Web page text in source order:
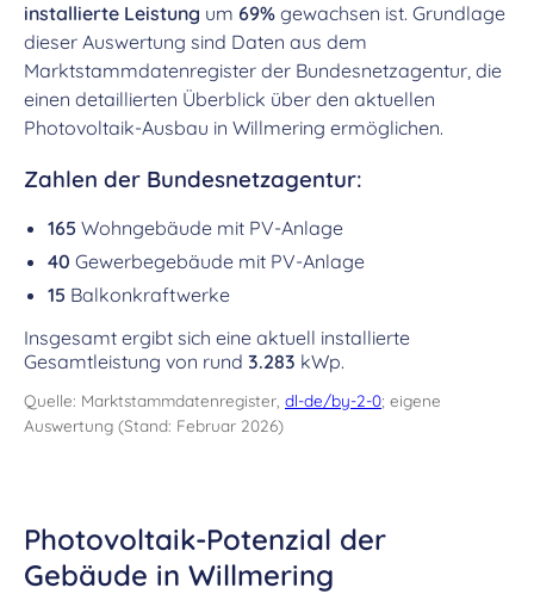
installierte Leistung um 69% gewachsen ist. Grundlage
dieser Auswertung sind Daten aus dem
Marktstammdatenregister der Bundesnetzagentur, die
einen detaillierten Überblick über den aktuellen
Photovoltaik-Ausbau in Willmering ermöglichen.
Zahlen der Bundesnetzagentur:
165 Wohngebäude mit PV-Anlage
40 Gewerbegebäude mit PV-Anlage
15 Balkonkraftwerke
Insgesamt ergibt sich eine aktuell installierte
Gesamtleistung von rund 3.283 kWp.
Quelle: Marktstammdatenregister, dl-de/by-2-0; eigene
Auswertung (Stand: Februar 2026)
Photovoltaik-Potenzial der
Gebäude in Willmering